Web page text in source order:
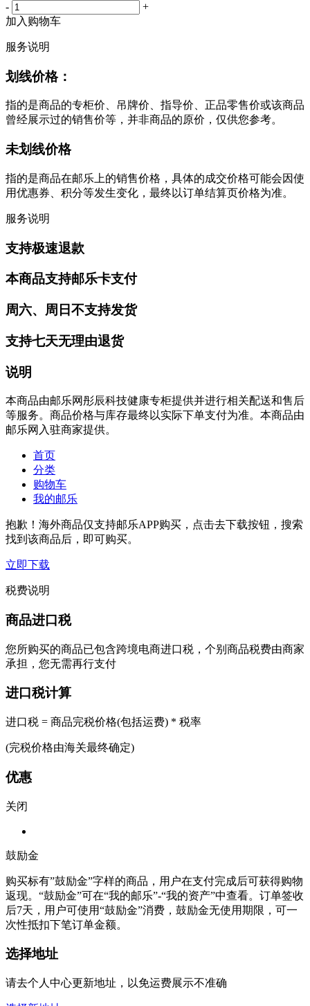
-
+
加入购物车
服务说明
划线价格：
指的是商品的专柜价、吊牌价、指导价、正品零售价或该商品
曾经展示过的销售价等，并非商品的原价，仅供您参考。
未划线价格
指的是商品在邮乐上的销售价格，具体的成交价格可能会因使
用优惠券、积分等发生变化，最终以订单结算页价格为准。
服务说明
支持极速退款
本商品支持邮乐卡支付
周六、周日不支持发货
支持七天无理由退货
说明
本商品由邮乐网彤辰科技健康专柜提供并进行相关配送和售后
等服务。商品价格与库存最终以实际下单支付为准。本商品由
邮乐网入驻商家提供。
首页
分类
购物车
我的邮乐
抱歉！海外商品仅支持邮乐APP购买，点击去下载按钮，搜索
找到该商品后，即可购买。
立即下载
税费说明
商品进口税
您所购买的商品已包含跨境电商进口税，个别商品税费由商家
承担，您无需再行支付
进口税计算
进口税 = 商品完税价格(包括运费) * 税率
(完税价格由海关最终确定)
优惠
关闭
鼓励金
购买标有”鼓励金”字样的商品，用户在支付完成后可获得购物
返现。“鼓励金”可在“我的邮乐”-“我的资产”中查看。订单签收
后7天，用户可使用“鼓励金”消费，鼓励金无使用期限，可一
次性抵扣下笔订单金额。
选择地址
请去个人中心更新地址，以免运费展示不准确